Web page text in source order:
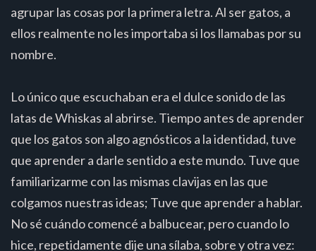
agrupar las cosas por la primera letra. Al ser gatos, a
ellos realmente no les importaba si los llamabas por su
nombre.
Lo único que escuchaban era el dulce sonido de las
latas de Whiskas al abrirse. Tiempo antes de aprender
que los gatos son algo agnósticos a la identidad, tuve
que aprender a darle sentido a este mundo. Tuve que
familiarizarme con las mismas clavijas en las que
colgamos nuestras ideas; Tuve que aprender a hablar.
No sé cuándo comencé a balbucear, pero cuando lo
hice, repetidamente dije una sílaba, sobre y otra vez: